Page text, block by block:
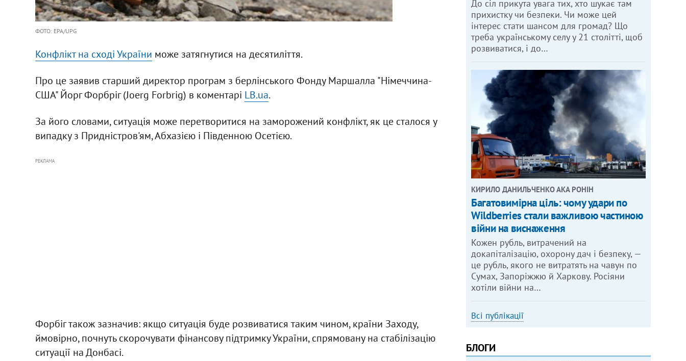
ФОТО: EPA/UPG
Конфлікт на сході України може затягнутися на десятиліття.
Про це заявив старший директор програм з берлінського Фонду Маршалла "Німеччина-
США" Йорг Форбріг (Joerg Forbrig) в коментарі LB.ua.
За його словами, ситуація може перетворитися на заморожений конфлікт, як це сталося у
випадку з Придністров'ям, Абхазією і Південною Осетією.
РЕКЛАМА
Форбіг також зазначив: якщо ситуація буде розвиватися таким чином, країни Заходу,
ймовірно, почнуть скорочувати фінансову підтримку України, спрямовану на стабілізацію
ситуації на Донбасі.
До сіл прикута увага тих, хто шукає там
прихистку чи безпеки. Чи може цей
інтерес стати шансом для громад? Що
треба українському селу у 21 столітті, щоб
розвиватися, і до…
КИРИЛО ДАНИЛЬЧЕНКО АКА РОНІН
Багатовимірна ціль: чому удари по
Wildberries стали важливою частиною
війни на виснаження
Кожен рубль, витрачений на
докапіталізацію, охорону дач і безпеку, —
це рубль, якого не витратять на чавун по
Сумах, Запоріжжю й Харкову. Росіяни
хотіли війни на…
Всі публікації
БЛОГИ